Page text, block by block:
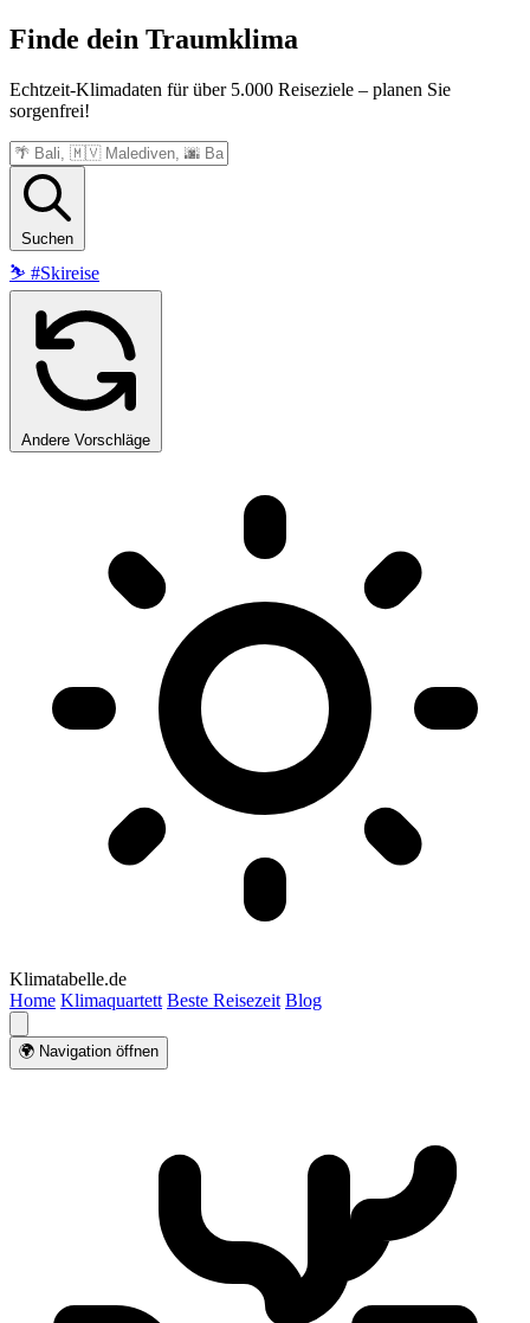
Finde dein Traumklima
Echtzeit-Klimadaten für über 5.000 Reiseziele – planen Sie
sorgenfrei!
Suchen
⛷️ #Skireise
Andere Vorschläge
Klimatabelle.de
Home Klimaquartett Beste Reisezeit Blog
🌍 Navigation öffnen